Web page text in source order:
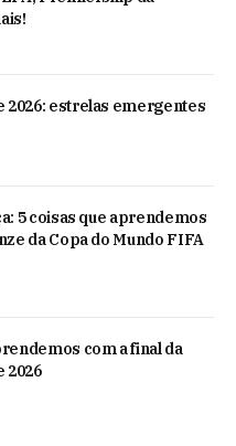
2026: estrelas emergentes
5 coisas que aprendemos
da Copa do Mundo FIFA
com a final da
2026